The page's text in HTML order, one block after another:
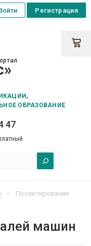
ОБРАЗОВАНИЕ
47
Регистрация
Проектирование
машин